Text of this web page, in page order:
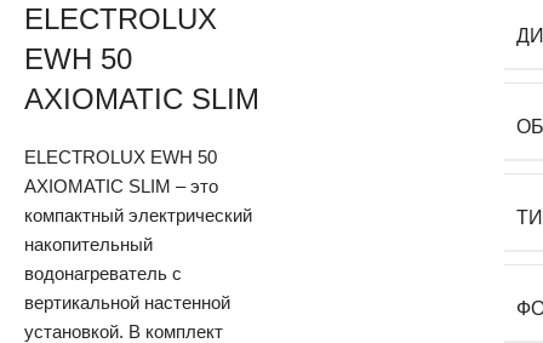
ELECTROLUX
EWH 50
AXIOMATIC SLIM
ELECTROLUX EWH 50
AXIOMATIC SLIM – это
компактный электрический
накопительный
водонагреватель с
вертикальной настенной
установкой. В комплект